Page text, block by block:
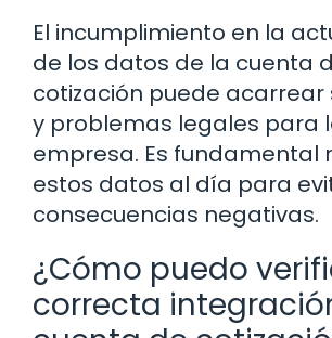
El incumplimiento en la
de los datos de la cuenta
cotización puede acarrear
y problemas legales para
empresa. Es fundamental
estos datos al día para
consecuencias negativas.
¿Cómo puedo
correcta